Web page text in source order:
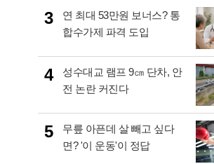
3
연 최대 53만원 보너스? 통
합수가제 파격 도입
4
성수대교 램프 9㎝ 단차, 안
전 논란 커진다
5
무릎 아픈데 살 빼고 싶다
면? '이 운동'이 정답